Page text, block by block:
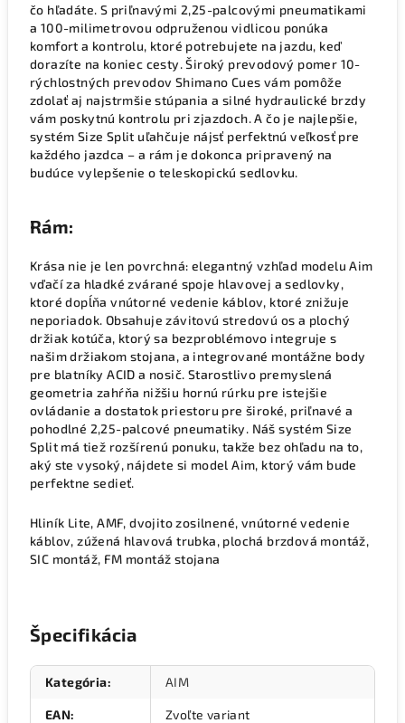
čo hľadáte. S priľnavými 2,25-palcovými pneumatikami
a 100-milimetrovou odpruženou vidlicou ponúka
komfort a kontrolu, ktoré potrebujete na jazdu, keď
dorazíte na koniec cesty. Široký prevodový pomer 10-
rýchlostných prevodov Shimano Cues vám pomôže
zdolať aj najstrmšie stúpania a silné hydraulické brzdy
vám poskytnú kontrolu pri zjazdoch. A čo je najlepšie,
systém Size Split uľahčuje nájsť perfektnú veľkosť pre
každého jazdca – a rám je dokonca pripravený na
budúce vylepšenie o teleskopickú sedlovku.
Rám:
Krása nie je len povrchná: elegantný vzhľad modelu Aim
vďačí za hladké zvárané spoje hlavovej a sedlovky,
ktoré dopĺňa vnútorné vedenie káblov, ktoré znižuje
neporiadok. Obsahuje závitovú stredovú os a plochý
držiak kotúča, ktorý sa bezproblémovo integruje s
našim držiakom stojana, a integrované montážne body
pre blatníky ACID a nosič. Starostlivo premyslená
geometria zahŕňa nižšiu hornú rúrku pre istejšie
ovládanie a dostatok priestoru pre široké, priľnavé a
pohodlné 2,25-palcové pneumatiky. Náš systém Size
Split má tiež rozšírenú ponuku, takže bez ohľadu na to,
aký ste vysoký, nájdete si model Aim, ktorý vám bude
perfektne sedieť.
Hliník Lite, AMF, dvojito zosilnené, vnútorné vedenie
káblov, zúžená hlavová trubka, plochá brzdová montáž,
SIC montáž, FM montáž stojana
Špecifikácia
Kategória: AIM
EAN: Zvoľte variant